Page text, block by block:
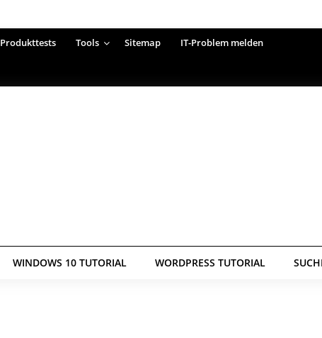
Produkttests Tools Sitemap IT-Problem melden
WINDOWS 10 TUTORIAL WORDPRESS TUTORIAL